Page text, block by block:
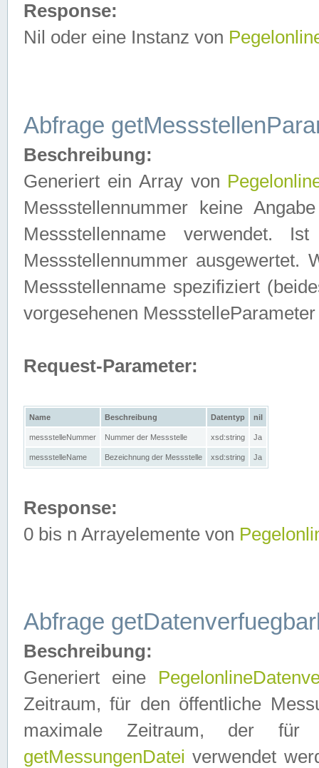
Response:
Nil oder eine Instanz von
Abfrage
Beschreibung:
Generiert ein Array von
Messstellennummer keine
Messstellenname verwendet.
Messstellennummer ausgewertet.
Messstellenname spezifiziert
vorgesehenen
Request-Parameter:
Name Beschreibung Datentyp nil
messstelleNummer Nummer der Messstelle xsd:string Ja
messstelleName Bezeichnung der Messstelle xsd:string Ja
Response:
0 bis n Arrayelemente von
Abfrage
Beschreibung:
Generiert eine
Zeitraum, für den öffentliche
maximale Zeitraum, der
getMessungenDatei verwendet